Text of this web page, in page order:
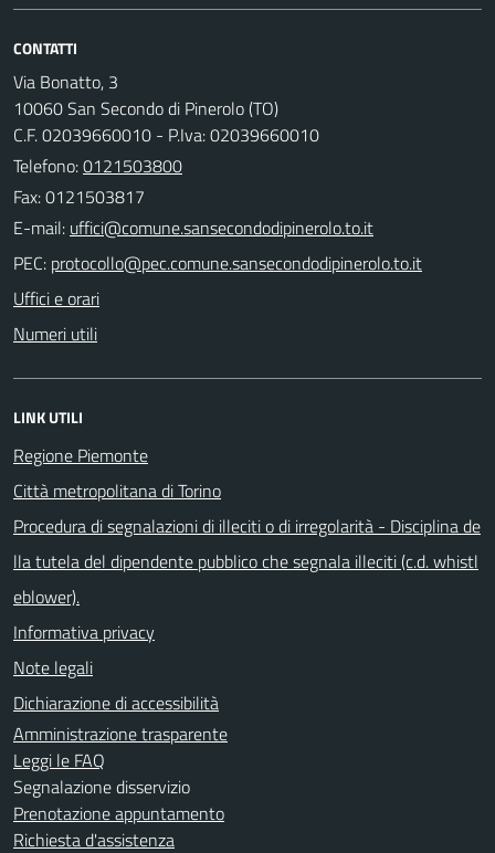
CONTATTI
Via Bonatto, 3
10060 San Secondo di Pinerolo (TO)
C.F. 02039660010 - P.Iva: 02039660010
Telefono:0121503800
Fax: 0121503817
E-mail:
PEC:
Uffici e orari
Numeri utili
LINK UTILI
Regione Piemonte
Città metropolitana di Torino
Procedura di segnalazioni di illeciti o di irregolarità - Disciplina de
lla tutela del dipendente pubblico che segnala illeciti (c.d. whistl
eblower).
Informativa privacy
Note legali
Dichiarazione di accessibilità
Amministrazione trasparente
Leggi le FAQ
Segnalazione disservizio
Prenotazione appuntamento
Richiesta d'assistenza